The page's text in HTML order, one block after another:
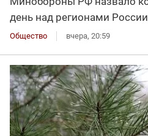
день над регионами
Общество вчера, 20:59